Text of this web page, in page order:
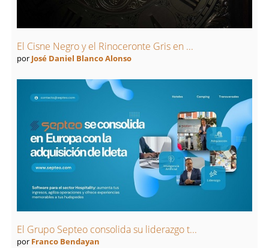
El Cisne Negro y el Rinoceronte Gris en ...
por José Daniel Blanco Alonso
El Grupo Septeo consolida su liderazgo t...
por Franco Bendayan